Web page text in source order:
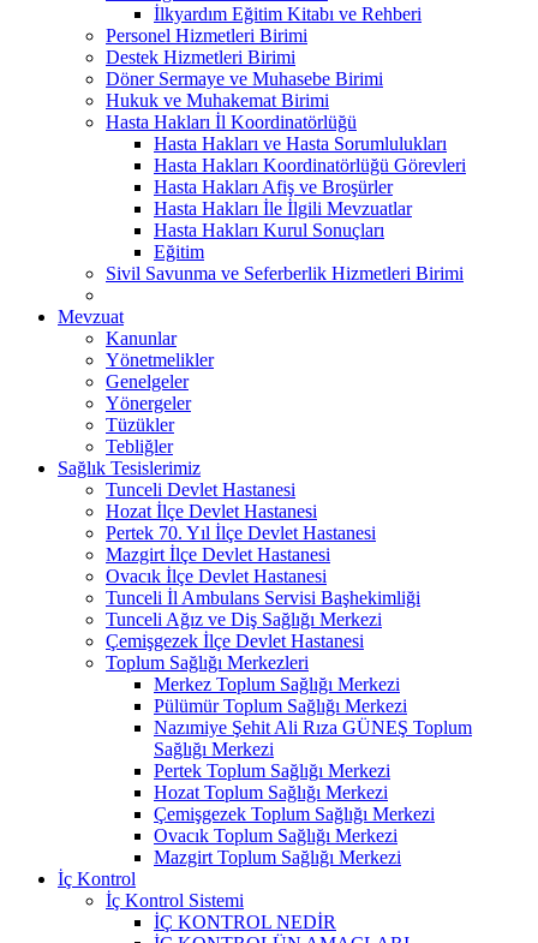
İlkyardım Eğitim Kitabı ve Rehberi
Personel Hizmetleri Birimi
Destek Hizmetleri Birimi
Döner Sermaye ve Muhasebe Birimi
Hukuk ve Muhakemat Birimi
Hasta Hakları İl Koordinatörlüğü
Hasta Hakları ve Hasta Sorumlulukları
Hasta Hakları Koordinatörlüğü Görevleri
Hasta Hakları Afiş ve Broşürler
Hasta Hakları İle İlgili Mevzuatlar
Hasta Hakları Kurul Sonuçları
Eğitim
Sivil Savunma ve Seferberlik Hizmetleri Birimi
Mevzuat
Kanunlar
Yönetmelikler
Genelgeler
Yönergeler
Tüzükler
Tebliğler
Sağlık Tesislerimiz
Tunceli Devlet Hastanesi
Hozat İlçe Devlet Hastanesi
Pertek 70. Yıl İlçe Devlet Hastanesi
Mazgirt İlçe Devlet Hastanesi
Ovacık İlçe Devlet Hastanesi
Tunceli İl Ambulans Servisi Başhekimliği
Tunceli Ağız ve Diş Sağlığı Merkezi
Çemişgezek İlçe Devlet Hastanesi
Toplum Sağlığı Merkezleri
Merkez Toplum Sağlığı Merkezi
Pülümür Toplum Sağlığı Merkezi
Nazımiye Şehit Ali Rıza GÜNEŞ Toplum
Sağlığı Merkezi
Pertek Toplum Sağlığı Merkezi
Hozat Toplum Sağlığı Merkezi
Çemişgezek Toplum Sağlığı Merkezi
Ovacık Toplum Sağlığı Merkezi
Mazgirt Toplum Sağlığı Merkezi
İç Kontrol
İç Kontrol Sistemi
İÇ KONTROL NEDİR